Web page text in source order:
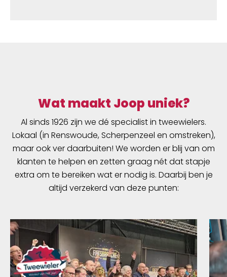
Wat maakt Joop uniek?
Al sinds 1926 zijn we dé specialist in tweewielers.
Lokaal (in Renswoude, Scherpenzeel en omstreken),
maar ook ver daarbuiten! We worden er blij van om
klanten te helpen en zetten graag nét dat stapje
extra om te bereiken wat er nodig is. Daarbij ben je
altijd verzekerd van deze punten: